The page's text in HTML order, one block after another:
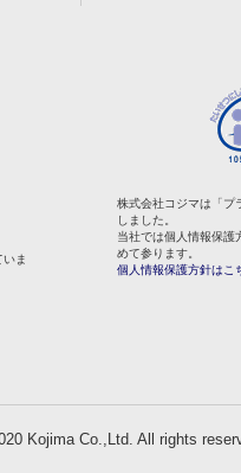
ま
株式会社コジマは「プ
しました。
当社では個人情報保護
めて参ります。
個人情報保護方針はこ
Kojima Co.,Ltd. All rights